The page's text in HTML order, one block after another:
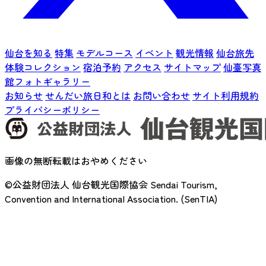
仙台を知る 特集 モデルコース イベント 観光情報 仙台旅先
体験コレクション 宿泊予約 アクセス サイトマップ仙臺写真
館フォトギャラリー
お知らせ せんだい旅日和とは お問い合わせ サイト利用規約
プライバシーポリシー
画像の無断転載はおやめください
©公益財団法人 仙台観光国際協会 Sendai Tourism,
Convention and International Association. (SenTIA)